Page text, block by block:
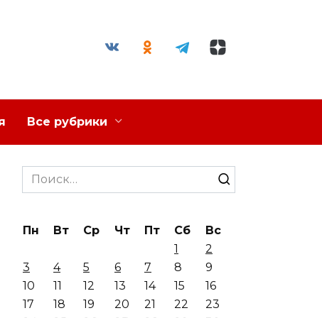
Все рубрики
Search
for:
Пн Вт Ср Чт Пт Сб
Вс
1
2
3
4 5 6 7 8
9
10
11 12 13 14 15
16
17
18 19 20 21 22
23